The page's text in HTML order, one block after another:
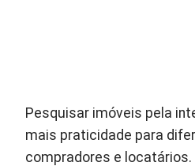
Pesquisar imóveis pela
mais praticidade para
compradores e locatários.